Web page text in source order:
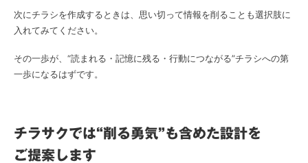
次にチラシを作成するときは、思い切って情報を削ることも選択肢に
入れてみてください。
その一歩が、“読まれる・記憶に残る・行動につながる”チラシへの第
一歩になるはずです。
チラサクでは“削る勇気”も含めた設計を
ご提案します